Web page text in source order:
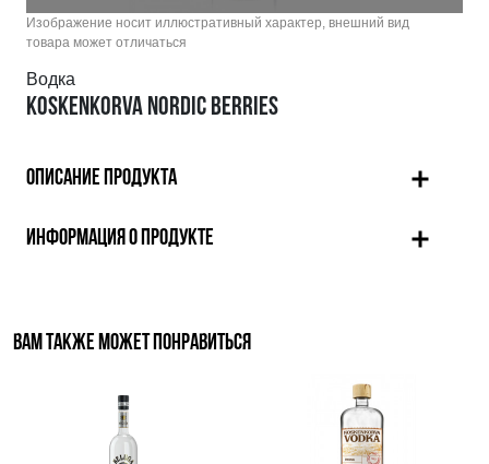
Изображение носит иллюстративный характер, внешний вид
товара может отличаться
Водка
KOSKENKORVA NORDIC BERRIES
ОПИСАНИЕ ПРОДУКТА
ИНФОРМАЦИЯ О ПРОДУКТЕ
ВАМ ТАКЖЕ МОЖЕТ ПОНРАВИТЬСЯ